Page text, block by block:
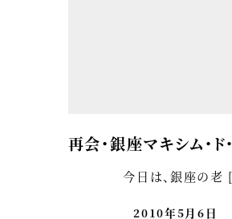
再会・銀座マキシム・ド
今日は、銀座の老
2010年5月6日